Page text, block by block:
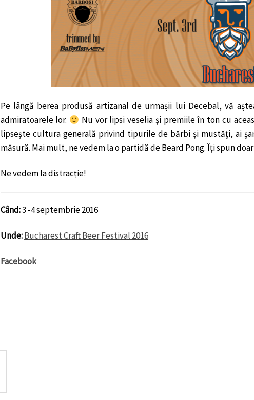
Pe lângă berea produsă artizanal de urmașii lui Decebal, vă
admiratoarele lor.
Nu vor lipsi veselia și premiile în ton cu
lipsește cultura generală privind tipurile de bărbi și mustăți, ai
măsură. Mai mult, ne vedem la o partidă de Beard Pong. Îți spun
Ne vedem la distracție!
Când:3 -4 septembrie 2016
Unde: Bucharest Craft Beer Festival 2016
Facebook